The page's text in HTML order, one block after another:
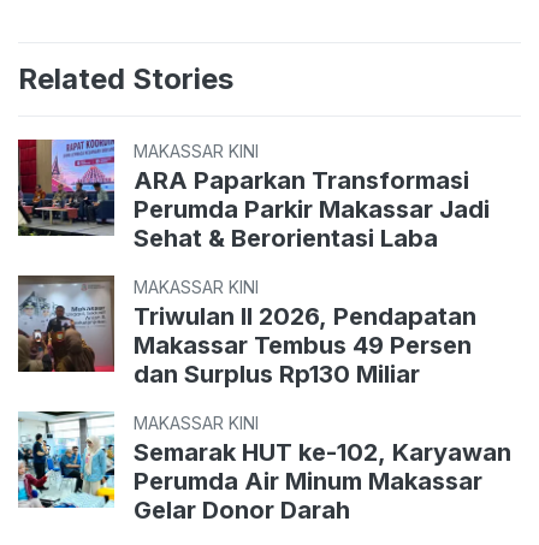
Related Stories
MAKASSAR KINI
ARA Paparkan Transformasi
Perumda Parkir Makassar Jadi
Sehat & Berorientasi Laba
MAKASSAR KINI
Triwulan II 2026, Pendapatan
Makassar Tembus 49 Persen
dan Surplus Rp130 Miliar
MAKASSAR KINI
Semarak HUT ke-102, Karyawan
Perumda Air Minum Makassar
Gelar Donor Darah